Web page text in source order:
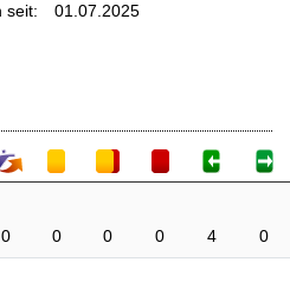
seit:
01.07.2025
0 0 0 0 4 0